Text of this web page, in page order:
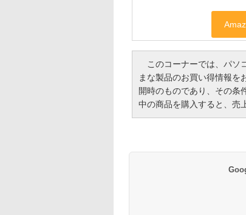
このコーナーでは、パソ
まな製品のお買い得情報を
開時のものであり、その条
中の商品を購入すると、売